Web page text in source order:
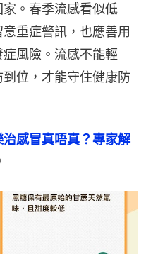
。春季流感看似低
重症警訊，也應善用
風險。流感不能輕
位，才能守住健康防
感冒真唔真？專家解